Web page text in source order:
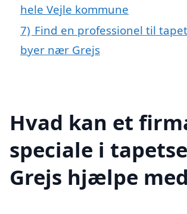
hele Vejle kommune
7) Find en professionel til
byer nær Grejs
Hvad kan et
speciale i
Grejs hjælpe